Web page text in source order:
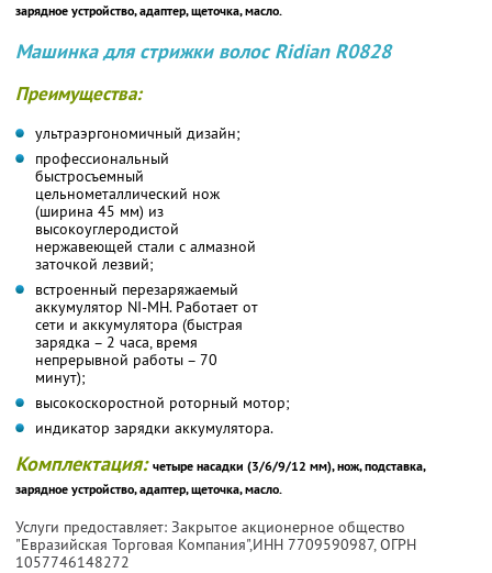
зарядное устройство, адаптер, щеточка, масло.
Машинка для стрижки волос Ridian R0828
Преимущества:
ультраэргономичный дизайн;
профессиональный
быстросъемный
цельнометаллический нож
(ширина 45 мм) из
высокоуглеродистой
нержавеющей стали с алмазной
заточкой лезвий;
встроенный перезаряжаемый
аккумулятор NI-MH. Работает от
сети и аккумулятора (быстрая
зарядка – 2 часа, время
непрерывной работы – 70
минут);
высокоскоростной роторный мотор;
индикатор зарядки аккумулятора.
Комплектация:четыре насадки (3/6/9/12 мм), нож, подставка,
зарядное устройство, адаптер, щеточка, масло.
Услуги предоставляет: Закрытое акционерное общество
"Евразийская Торговая Компания",ИНН 7709590987, ОГРН
1057746148272